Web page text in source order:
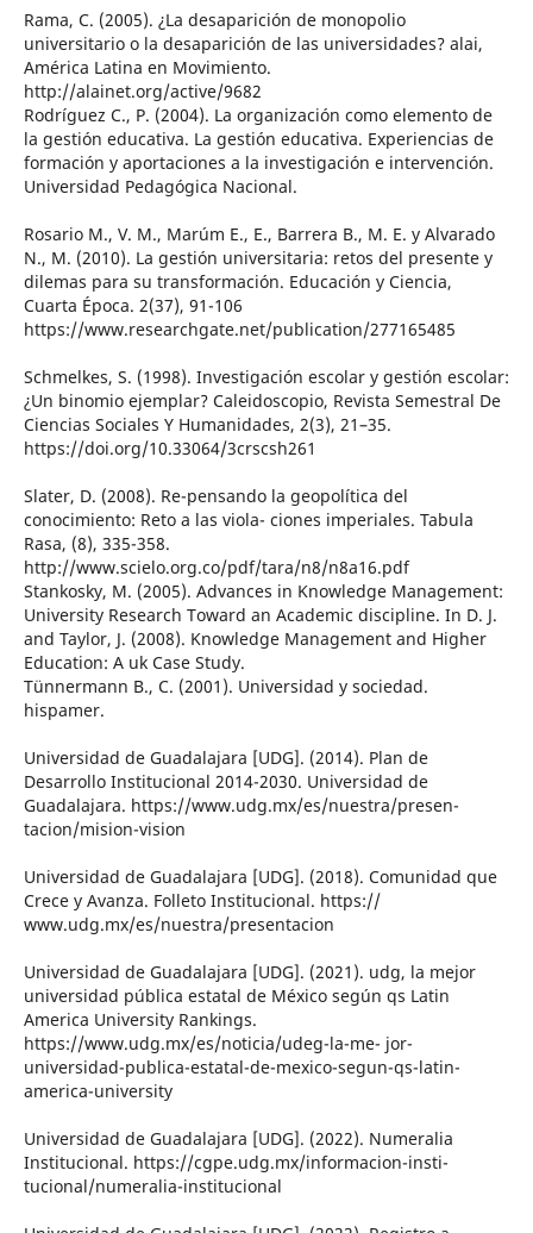
Rama, C. (2005). ¿La desaparición de monopolio
universitario o la desaparición de las universidades? alai,
América Latina en Movimiento.
http://alainet.org/active/9682
Rodríguez C., P. (2004). La organización como elemento de
la gestión educativa. La gestión educativa. Experiencias de
formación y aportaciones a la investigación e intervención.
Universidad Pedagógica Nacional.
Rosario M., V. M., Marúm E., E., Barrera B., M. E. y Alvarado
N., M. (2010). La gestión universitaria: retos del presente y
dilemas para su transformación. Educación y Ciencia,
Cuarta Época. 2(37), 91-106
https://www.researchgate.net/publication/277165485
Schmelkes, S. (1998). Investigación escolar y gestión escolar:
¿Un binomio ejemplar? Caleidoscopio, Revista Semestral De
Ciencias Sociales Y Humanidades, 2(3), 21–35.
https://doi.org/10.33064/3crscsh261
Slater, D. (2008). Re-pensando la geopolítica del
conocimiento: Reto a las viola- ciones imperiales. Tabula
Rasa, (8), 335-358.
http://www.scielo.org.co/pdf/tara/n8/n8a16.pdf
Stankosky, M. (2005). Advances in Knowledge Management:
University Research Toward an Academic discipline. In D. J.
and Taylor, J. (2008). Knowledge Management and Higher
Education: A uk Case Study.
Tünnermann B., C. (2001). Universidad y sociedad.
hispamer.
Universidad de Guadalajara [UDG]. (2014). Plan de
Desarrollo Institucional 2014-2030. Universidad de
Guadalajara. https://www.udg.mx/es/nuestra/presen-
tacion/mision-vision
Universidad de Guadalajara [UDG]. (2018). Comunidad que
Crece y Avanza. Folleto Institucional. https://
www.udg.mx/es/nuestra/presentacion
Universidad de Guadalajara [UDG]. (2021). udg, la mejor
universidad pública estatal de México según qs Latin
America University Rankings.
https://www.udg.mx/es/noticia/udeg-la-me- jor-
universidad-publica-estatal-de-mexico-segun-qs-latin-
america-university
Universidad de Guadalajara [UDG]. (2022). Numeralia
Institucional. https://cgpe.udg.mx/informacion-insti-
tucional/numeralia-institucional